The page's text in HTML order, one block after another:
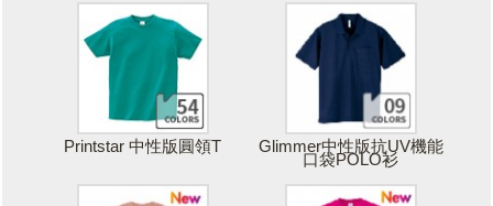
Printstar 中性版圓領T Glimmer中性版抗UV機能
口袋POLO衫